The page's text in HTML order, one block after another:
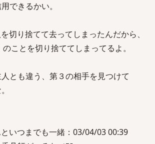
できるかい。
切り捨てて去ってしまったんだから、
ことを切り捨ててしまってるよ。
とも違う、第３の相手を見つけて
いつまでも一緒：03/04/03 00:39